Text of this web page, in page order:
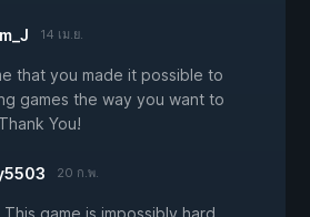
14 เม.ย.
that you made it possible to
games the way you want to
You!
20 ก.พ.
game is impossibly hard